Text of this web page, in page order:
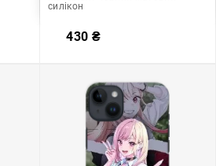
силікон
430 ₴